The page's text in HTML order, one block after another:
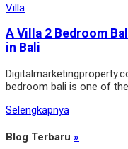
Villa
A Villa 2 Bedroom
in Bali
bedroom bali is one of
Selengkapnya
Blog Terbaru »